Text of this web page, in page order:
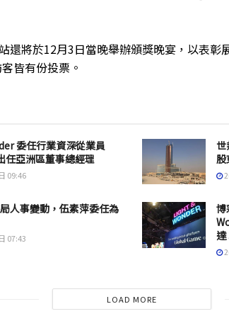
將於12月3日當晚舉辦頒獎晚宴，以表彰
皆有份投票。
委任行業資深從業員
任亞洲區董事總經理
09:46
世
股
人事變動，伍素萍委任為
07:43
博
達
LOAD MORE